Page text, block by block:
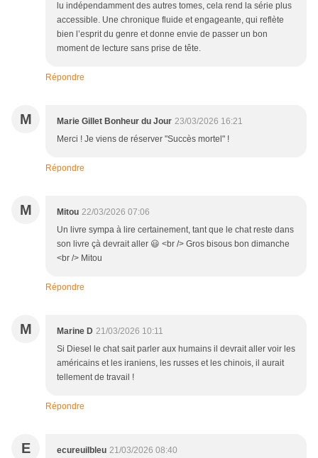
lu indépendamment des autres tomes, cela rend la série plus
accessible. Une chronique fluide et engageante, qui reflète
bien l’esprit du genre et donne envie de passer un bon
moment de lecture sans prise de tête.
Répondre
M Marie Gillet Bonheur du Jour 23/03/2026 16:21
Merci ! Je viens de réserver "Succès mortel" !
Répondre
M Mitou 22/03/2026 07:06
Un livre sympa à lire certainement, tant que le chat reste dans
son livre çà devrait aller 😃 <br /> Gros bisous bon dimanche
<br /> Mitou
Répondre
M Marine D 21/03/2026 10:11
Si Diesel le chat sait parler aux humains il devrait aller voir les
américains et les iraniens, les russes et les chinois, il aurait
tellement de travail !
Répondre
E ecureuilbleu 21/03/2026 08:40